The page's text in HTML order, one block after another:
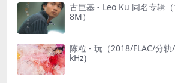
古巨基 - Leo Ku 同名专辑
8M）
陈粒 - 玩（2018/FLAC/分
kHz)